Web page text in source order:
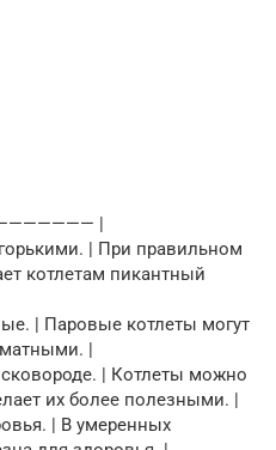
|
| При правильном
котлетам пикантный
| Паровые котлеты могут
|
| Котлеты можно
их более полезными. |
| В умеренных